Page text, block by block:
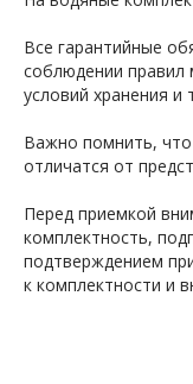
Все гарантийные
соблюдении правил
условий хранения и
Важно помнить,
отличатся от
Перед приемкой
комплектность,
подтверждением
к комплектности и